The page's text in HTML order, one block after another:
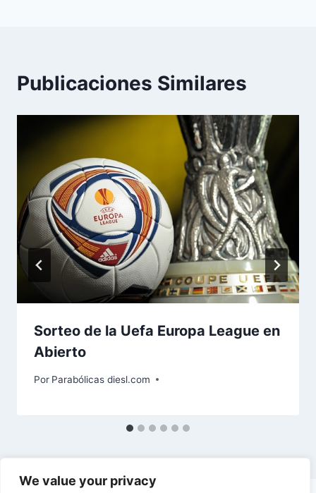
We value your privacy
Publicaciones Similares
Sorteo de la Uefa Europa League en
Abierto
Por Parabólicas diesl.com